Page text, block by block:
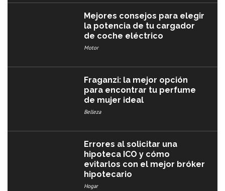
Mejores consejos para elegir
la potencia de tu cargador
de coche eléctrico
Motor
Fraganzi: la mejor opción
para encontrar tu perfume
de mujer ideal
Belleza
Errores al solicitar una
hipoteca ICO y cómo
evitarlos con el mejor bróker
hipotecario
Hogar